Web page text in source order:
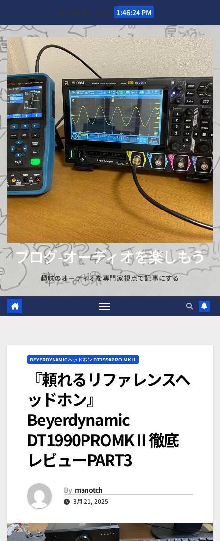
content
土. 8月 8th, 2026 1:46:26 PM
ブログ-オーディオを楽しもう
趣味のオーディオを専門家視点で記事にする
BEYERDYNAMICヘッドホン DT1990PRO MKⅡ
『頼れるリファレンスヘ
ッドホン』
Beyerdynamic
DT1990PROMKⅡ徹底
レビューPART3
By manotch
3月 21, 2025